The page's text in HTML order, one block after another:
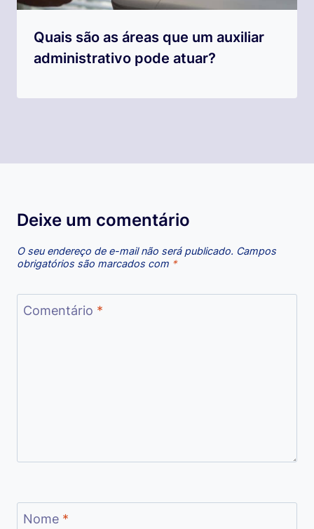
Quais são as áreas que um auxiliar
administrativo pode atuar?
Deixe um comentário
O seu endereço de e-mail não será publicado. Campos
obrigatórios são marcados com *
Comentário *
Nome *